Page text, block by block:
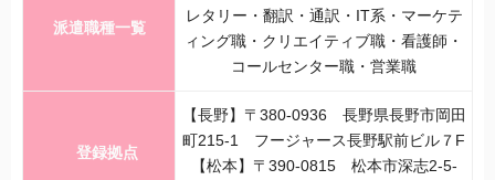
派遣職種一覧
レタリー・翻訳・通訳・IT系・マーケテ
ィング職・クリエイティブ職・看護師・
コールセンター職・営業職
登録拠点
【長野】〒380-0936 長野県長野市岡田
町215-1 フージャース長野駅前ビル７F
【松本】〒390-0815 松本市深志2-5-